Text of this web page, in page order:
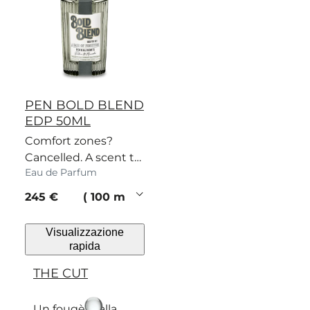
PEN BOLD BLEND
EDP 50ML
Comfort zones?
Cancelled. A scent to
shed the shy.
Eau de Parfum
current price
245 € 100 ml
Visualizzazione
rapida
THE CUT